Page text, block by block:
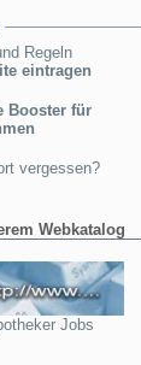
Regeln
eintragen
Booster für
vergessen?
Webkatalog
Jobs